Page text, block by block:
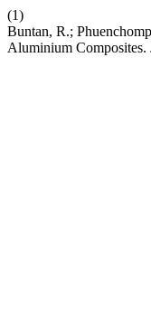
(1)
Buntan, R.;
Aluminium Composites.